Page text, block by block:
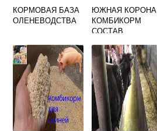
КОРМОВАЯ БАЗА
ОЛЕНЕВОДСТВА
ЮЖНАЯ КОРОНА
КОМБИКОРМ
СОСТАВ